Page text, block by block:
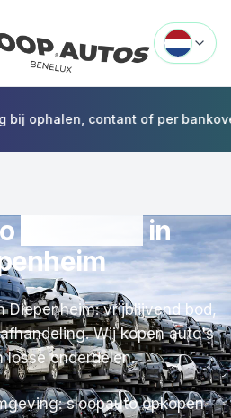
contant of per
verkopen in
Diepenheim: vrijblijvend bod,
Wij kopen auto's
onderdelen.
sloopauto opkopen